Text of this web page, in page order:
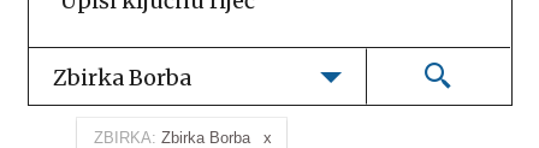
Zbirka Borba
ZBIRKA: Zbirka Borba